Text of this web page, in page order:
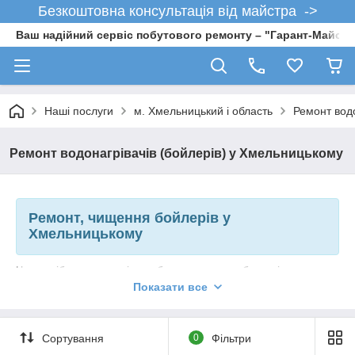
Безкоштовна консультація від майстра ->
Ваш надійний сервіс побутового ремонту – "Гарант-
Наші послуги м. Хмельницький і область Ремонт
Ремонт водонагрівачів (бойлерів) у Хмельницькому
Ремонт, чищення бойлерів у
Хмельницькому
Чи потрібно вам технічне обслуговування або заміна
, наші фахівці допоможуть вирішити ваші проблеми.
ТЕН. Велику частину часу ремонту та коригування можуть
бути зроблені на місці, виключивши непотрібні виїзди, трату
часу. Якщо вам потрібен капітальний ремонт або заміна,
Показати все
Сортування 0 Фільтри